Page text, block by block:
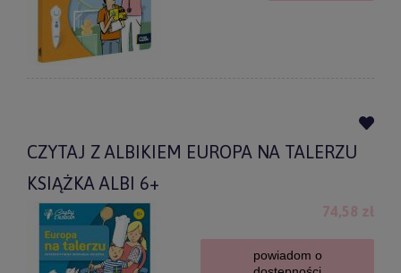
CZYTAJ Z ALBIKIEM EUROPA NA TALERZU
KSIĄŻKA ALBI 6+
74,58 zł
powiadom o